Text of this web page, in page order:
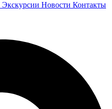
Экскурсии Новости Контакты